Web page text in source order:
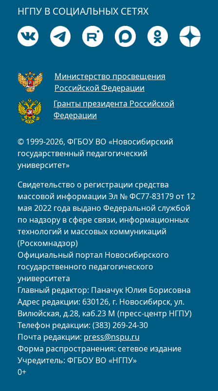
© 1999-2026, ФГБОУ ВО «Новосибирский
государственный педагогический
университет»
Свидетельство о регистрации средства
массовой информации Эл № ФС77-83179 от 12
мая 2022 года выдано Федеральной службой
по надзору в сфере связи, информационных
технологий и массовых коммуникаций
(Роскомнадзор)
Официальный портал Новосибирского
государственного педагогического
университета
Главный редактор: Паначук Юлия Борисовна
Адрес редакции: 630126, г. Новосибирск, ул.
Вилюйская, д.28, каб.23 М (пресс-центр НГПУ)
Телефон редакции: (383) 269-24-30
Почта редакции: press@nspu.ru
Форма распространения: сетевое издание
Учредитель: ФГБОУ ВО «НГПУ»
0+
НГПУ В СОЦИАЛЬНЫХ СЕТЯХ
Министерство просвещения
Российской Федерации
Гранты президента Российской
Федерации